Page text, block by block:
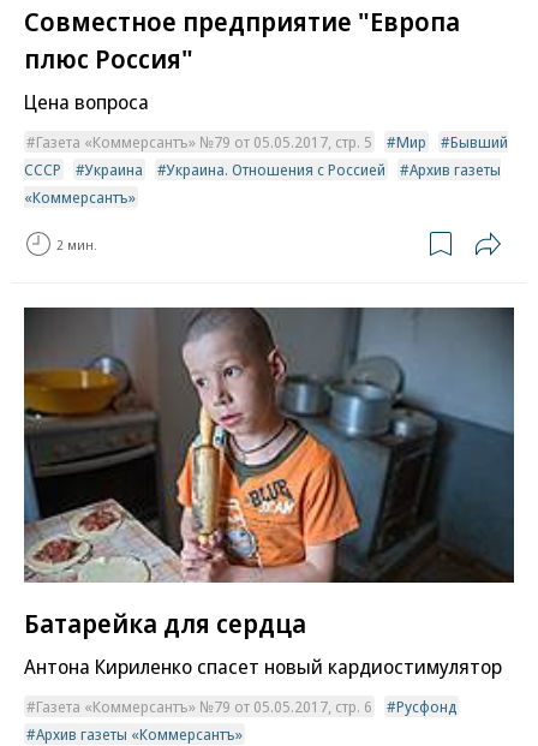
Совместное предприятие "Европа
плюс Россия"
Цена вопроса
Газета «Коммерсантъ» №79 от 05.05.2017, стр. 5 Мир
Бывший
СССР
Украина Украина. Отношения с Россией
Архив газеты
«Коммерсантъ»
2 мин.
Батарейка для сердца
Антона Кириленко спасет новый кардиостимулятор
Газета «Коммерсантъ» №79 от 05.05.2017, стр. 6
Русфонд
Архив газеты «Коммерсантъ»